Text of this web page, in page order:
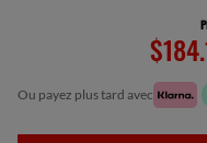
ou payez plus tard avec